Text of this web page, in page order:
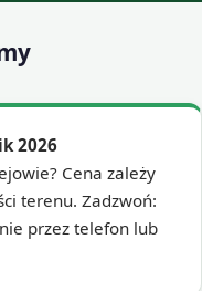
2026
Cena zależy
terenu. Zadzwoń:
przez telefon lub